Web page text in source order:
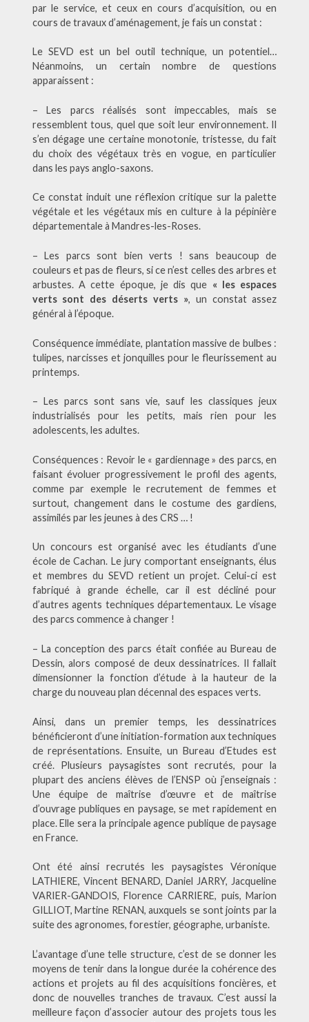
par le service, et ceux en cours d’acquisition, ou en
cours de travaux d’aménagement, je fais un constat :
Le SEVD est un bel outil technique, un potentiel…
Néanmoins, un certain nombre de questions
apparaissent :
– Les parcs réalisés sont impeccables, mais se
ressemblent tous, quel que soit leur environnement. Il
s’en dégage une certaine monotonie, tristesse, du fait
du choix des végétaux très en vogue, en particulier
dans les pays anglo-saxons.
Ce constat induit une réflexion critique sur la palette
végétale et les végétaux mis en culture à la pépinière
départementale à Mandres-les-Roses.
– Les parcs sont bien verts ! sans beaucoup de
couleurs et pas de fleurs, si ce n’est celles des arbres et
arbustes. A cette époque, je dis que « les espaces
verts sont des déserts verts », un constat assez
général à l’époque.
Conséquence immédiate, plantation massive de bulbes :
tulipes, narcisses et jonquilles pour le fleurissement au
printemps.
– Les parcs sont sans vie, sauf les classiques jeux
industrialisés pour les petits, mais rien pour les
adolescents, les adultes.
Conséquences : Revoir le « gardiennage » des parcs, en
faisant évoluer progressivement le profil des agents,
comme par exemple le recrutement de femmes et
surtout, changement dans le costume des gardiens,
assimilés par les jeunes à des CRS … !
Un concours est organisé avec les étudiants d’une
école de Cachan. Le jury comportant enseignants, élus
et membres du SEVD retient un projet. Celui-ci est
fabriqué à grande échelle, car il est décliné pour
d’autres agents techniques départementaux. Le visage
des parcs commence à changer !
– La conception des parcs était confiée au Bureau de
Dessin, alors composé de deux dessinatrices. Il fallait
dimensionner la fonction d’étude à la hauteur de la
charge du nouveau plan décennal des espaces verts.
Ainsi, dans un premier temps, les dessinatrices
bénéficieront d’une initiation-formation aux techniques
de représentations. Ensuite, un Bureau d’Etudes est
créé. Plusieurs paysagistes sont recrutés, pour la
plupart des anciens élèves de l’ENSP où j’enseignais :
Une équipe de maîtrise d’œuvre et de maîtrise
d’ouvrage publiques en paysage, se met rapidement en
place. Elle sera la principale agence publique de paysage
en France.
Ont été ainsi recrutés les paysagistes Véronique
LATHIERE, Vincent BENARD, Daniel JARRY, Jacqueline
VARIER-GANDOIS, Florence CARRIERE, puis, Marion
GILLIOT, Martine RENAN, auxquels se sont joints par la
suite des agronomes, forestier, géographe, urbaniste.
L’avantage d’une telle structure, c’est de se donner les
moyens de tenir dans la longue durée la cohérence des
actions et projets au fil des acquisitions foncières, et
donc de nouvelles tranches de travaux. C’est aussi la
meilleure façon d’associer autour des projets tous les